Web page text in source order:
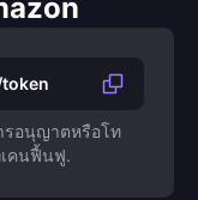
รอนุญาตหรือโท
เคนฟื้นฟู.